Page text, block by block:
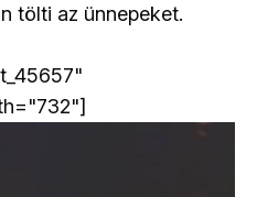
tölti az ünnepeket.